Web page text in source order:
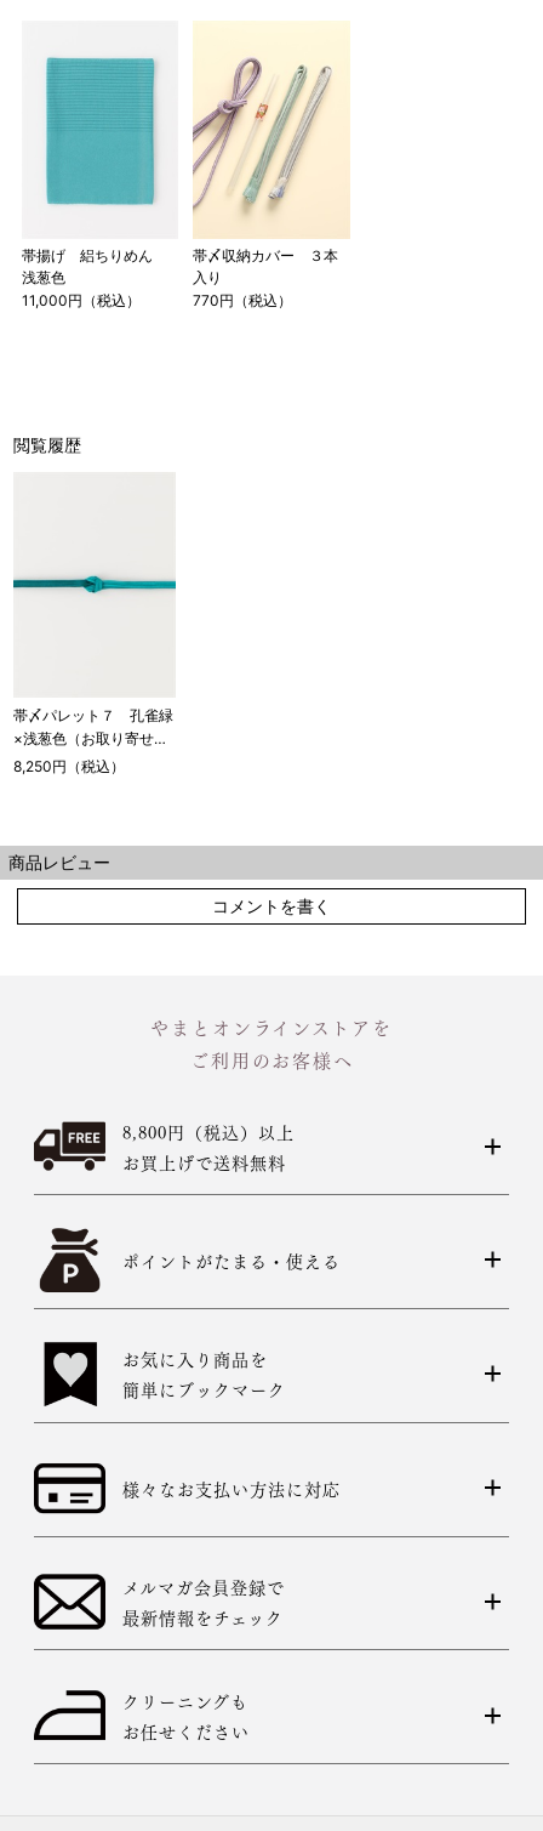
帯揚げ 絽ちりめん
浅葱色
11,000円（税込）
帯〆収納カバー ３本
入り
770円（税込）
閲覧履歴
帯〆パレット７ 孔雀緑
×浅葱色（お取り寄せ
品）
8,250円（税込）
商品レビュー
コメントを書く
やまとオンラインストアを
ご利用のお客様へ
8,800円（税込）以上
お買上げで送料無料
ポイントがたまる・使える
お気に入り商品を
簡単にブックマーク
様々なお支払い方法に対応
メルマガ会員登録で
最新情報をチェック
クリーニングも
お任せください